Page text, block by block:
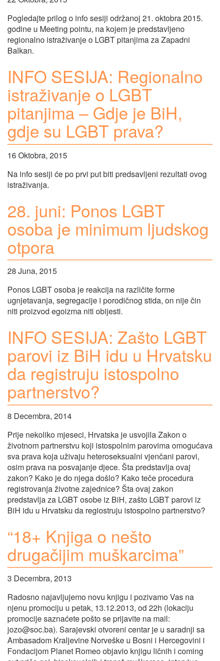
Pogledajte prilog o info sesiji održanoj 21. oktobra 2015.
godine u Meeting pointu, na kojem je predstavljeno
regionalno istraživanje o LGBT pitanjima za Zapadni
Balkan.
INFO SESIJA: Regionalno
istraživanje o LGBT
pitanjima – Gdje je BiH,
gdje su LGBT prava?
16 Oktobra, 2015
Na info sesiji će po prvi put biti predsavljeni rezultati ovog
istraživanja.
28. juni: Ponos LGBT
osoba je minimum ljudskog
otpora
28 Juna, 2015
Ponos LGBT osoba je reakcija na različite forme
ugnjetavanja, segregacije i porodičnog stida, on nije čin
niti proizvod egoizma niti obijesti.
INFO SESIJA: Zašto LGBT
parovi iz BiH idu u Hrvatsku
da registruju istospolno
partnerstvo?
8 Decembra, 2014
Prije nekoliko mjeseci, Hrvatska je usvojila Zakon o
životnom partnerstvu koji istospolnim parovima omogućava
sva prava koja uživaju heteroseksualni vjenčani parovi,
osim prava na posvajanje djece. Šta predstavlja ovaj
zakon? Kako je do njega došlo? Kako teče procedura
registrovanja životne zajednice? Šta ovaj zakon
predstavlja za LGBT osobe iz BiH, zašto LGBT parovi iz
BiH idu u Hrvatsku da regiostruju istospolno partnerstvo?
“18+ Knjiga o nešto
drugačijim muškarcima”
3 Decembra, 2013
Radosno najavljujemo novu knjigu i pozivamo Vas na
njenu promociju u petak, 13.12.2013, od 22h (lokaciju
promocije saznaćete pošto se prijavite na mail:
jozo@soc.ba). Sarajevski otvoreni centar je u saradnji sa
Ambasadom Kraljevine Norveške u Bosni i Hercegovini i
Fondacijom Planet Romeo objavio knjigu ličnih i coming